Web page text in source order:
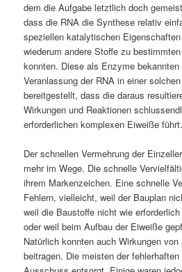
dem die Aufgabe letztlich doch
dass die RNA die Synthese relativ
speziellen katalytischen
wiederum andere Stoffe zu
konnten. Diese als Enzyme
Veranlassung der RNA in einer
bereitgestellt, dass die daraus
Wirkungen und Reaktionen
erforderlichen komplexen Eiweiße
Der schnellen Vermehrung der
mehr im Wege. Die schnelle
ihrem Markenzeichen. Eine schnelle
Fehlern, vielleicht, weil der Bauplan
weil die Baustoffe nicht wie
oder weil beim Aufbau der Eiweiße
Natürlich konnten auch Wirkungen
beitragen. Die meisten der